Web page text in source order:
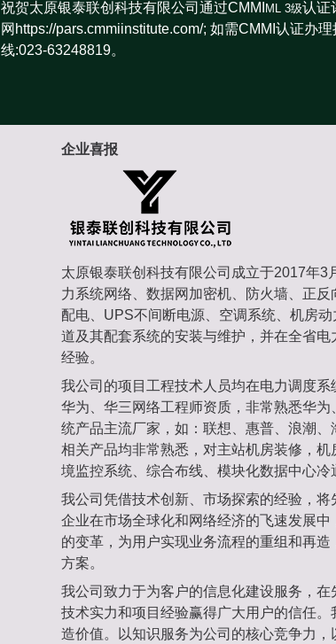
祝贺太原银泰联创科技有限公司通过CMMI ML 3级认证
网https://pars.cmmiinstitute.com/; 如需CMMI认证办
线:023-63248819。
企业喜报
太原银泰联创科技有限公司成立于2017年
力系统网络、数据网加密机、防火墙、正
配电、UPS不间断电源、空调系统、机房
道及其配套系统的安装与维护，并在全省
经验。
我公司的项目工程技术人员均在电力调度
华为、华三网络工程师资质，非常熟悉华
统产品主流厂家，如：联想、惠普、浪潮
相关产品均非常熟悉，对主站机房装修，
境监控系统、综合布线、模块化数据中心冷
我公司凭借技术创新、市场探索的经验，
企业在市场全球化和网络经济的飞速发展
的变革，为用户实现业务流程的重组和再
方案。
我公司致力于为客户的信息化建设服务，
技术实力和项目经验赢得广大用户的信任
造价值。以知识服务为公司的核心竞争力